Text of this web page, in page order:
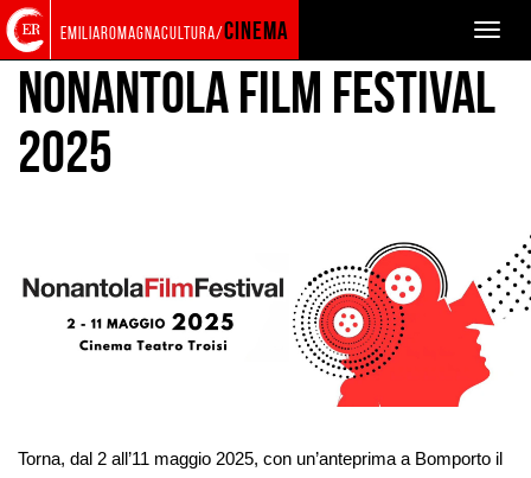
Torna
alla
home
page
Cerca
nel
sito
Salta
ai
contenuti
Salta
al
menu
principale
Toggle
emiliaromagnacultura/cinema
NONANTOLA FILM FESTIVAL
2025
Torna, dal 2 all’11 maggio 2025, con un’anteprima a Bomporto il